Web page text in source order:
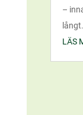
–
långt.
LÄS